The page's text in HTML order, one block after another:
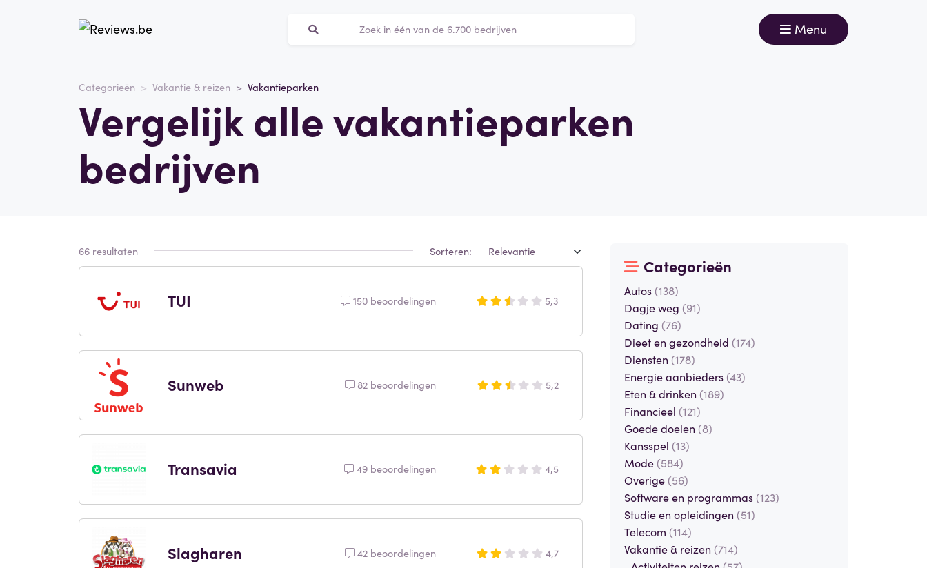
Menu
Categorieën Vakantie & reizen Vakantieparken
Vergelijk alle vakantieparken
bedrijven
66 resultaten Sorteren:
TUI 150 beoordelingen 5,3
Sunweb 82 beoordelingen 5,2
Transavia 49 beoordelingen 4,5
Slagharen 42 beoordelingen 4,7
Categorieën
Autos (138)
Dagje weg (91)
Dating (76)
Dieet en gezondheid (174)
Diensten (178)
Energie aanbieders (43)
Eten & drinken (189)
Financieel (121)
Goede doelen (8)
Kansspel (13)
Mode (584)
Overige (56)
Software en programmas (123)
Studie en opleidingen (51)
Telecom (114)
Vakantie & reizen (714)